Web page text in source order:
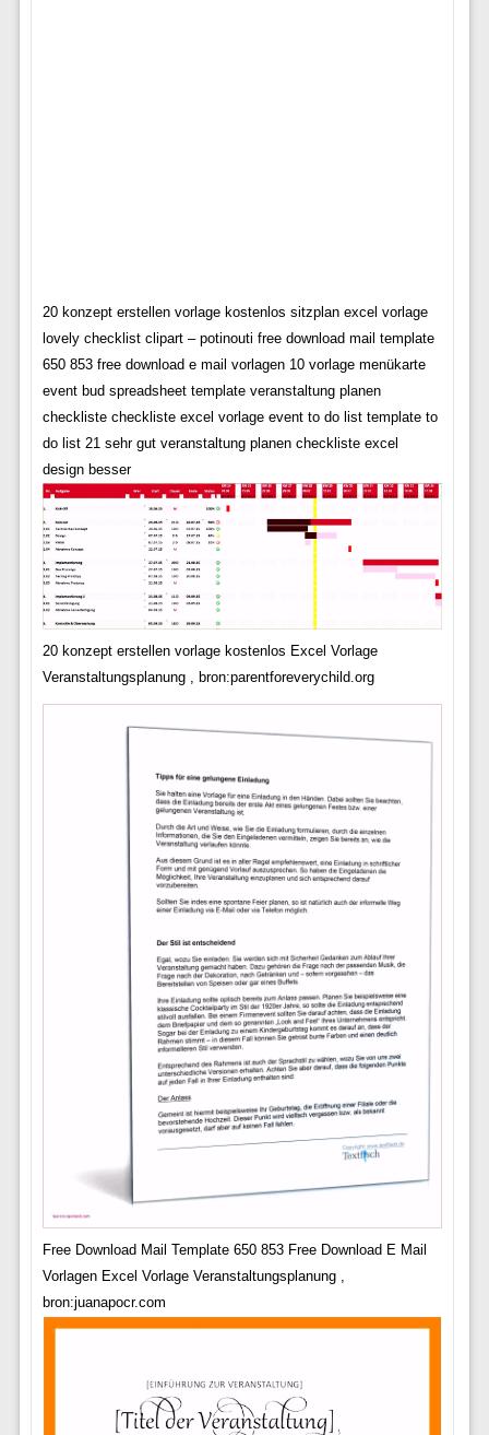
20 konzept erstellen vorlage kostenlos sitzplan excel vorlage
lovely checklist clipart – potinouti free download mail template
650 853 free download e mail vorlagen 10 vorlage menükarte
event bud spreadsheet template veranstaltung planen
checkliste checkliste excel vorlage event to do list template to
do list 21 sehr gut veranstaltung planen checkliste excel
design besser
20 konzept erstellen vorlage kostenlos Excel Vorlage
Veranstaltungsplanung , bron:parentforeverychild.org
Free Download Mail Template 650 853 Free Download E Mail
Vorlagen Excel Vorlage Veranstaltungsplanung ,
bron:juanapocr.com